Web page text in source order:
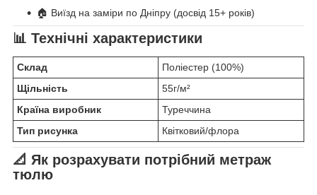
🏠 Виїзд на заміри по Дніпру (досвід 15+ років)
📊 Технічні характеристики
Склад
Поліестер (100%)
Щільність
55г/м²
Країна виробник
Туреччина
Тип рисунка
Квітковий/флора
📐 Як розрахувати потрібний метраж
тюлю